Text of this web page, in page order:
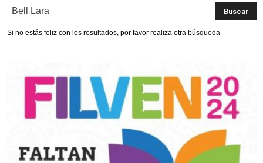
Si no estás feliz con los resultados, por favor realiza otra búsqueda